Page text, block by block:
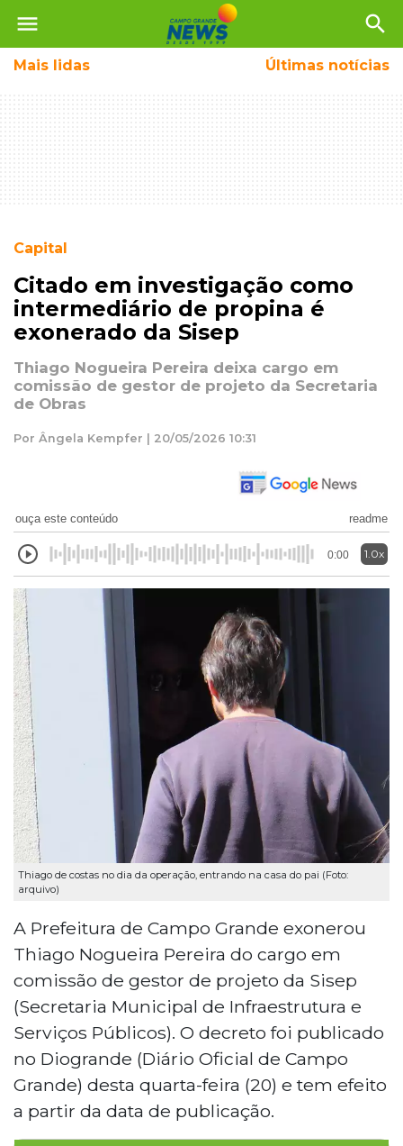
menu search
Mais lidas Últimas notícias
Capital
Citado em investigação como
intermediário de propina é
exonerado da Sisep
Thiago Nogueira Pereira deixa cargo em
comissão de gestor de projeto da Secretaria
de Obras
Por Ângela Kempfer | 20/05/2026 10:31
ouça este conteúdo readme
0:00 1.0x
Thiago de costas no dia da operação, entrando na casa do pai (Foto:
arquivo)
A Prefeitura de Campo Grande exonerou
Thiago Nogueira Pereira do cargo em
comissão de gestor de projeto da Sisep
(Secretaria Municipal de Infraestrutura e
Serviços Públicos). O decreto foi publicado
no Diogrande (Diário Oficial de Campo
Grande) desta quarta-feira (20) e tem efeito
a partir da data de publicação.